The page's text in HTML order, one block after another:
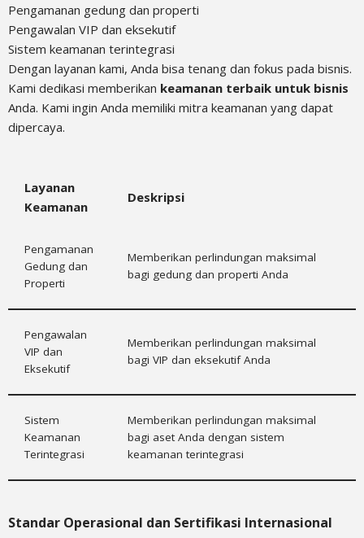
Pengamanan gedung dan properti
Pengawalan VIP dan eksekutif
Sistem keamanan terintegrasi
Dengan layanan kami, Anda bisa tenang dan fokus pada bisnis.
Kami dedikasi memberikan keamanan terbaik untuk bisnis
Anda. Kami ingin Anda memiliki mitra keamanan yang dapat
dipercaya.
Layanan
Keamanan
Deskripsi
Pengamanan
Gedung dan
Properti
Memberikan perlindungan maksimal
bagi gedung dan properti Anda
Pengawalan
VIP dan
Eksekutif
Memberikan perlindungan maksimal
bagi VIP dan eksekutif Anda
Sistem
Keamanan
Terintegrasi
Memberikan perlindungan maksimal
bagi aset Anda dengan sistem
keamanan terintegrasi
Standar Operasional dan Sertifikasi Internasional